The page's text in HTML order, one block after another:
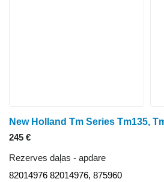
245 €
Rezerves daļas - apdare
82014976 82014976, 875960